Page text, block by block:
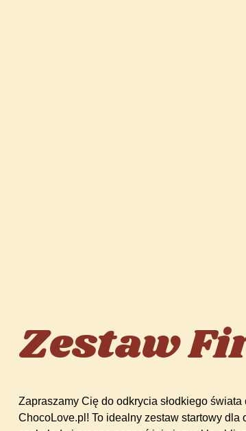
Zestaw
Zapraszamy Cię do odkrycia słodkiego świata
ChocoLove.pl! To idealny zestaw startowy